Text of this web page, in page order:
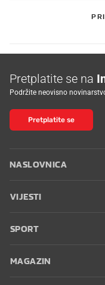
Pretplatite se na
Podržite neovisno
Pretplatite se
NASLOVNICA
VIJESTI
SPORT
MAGAZIN